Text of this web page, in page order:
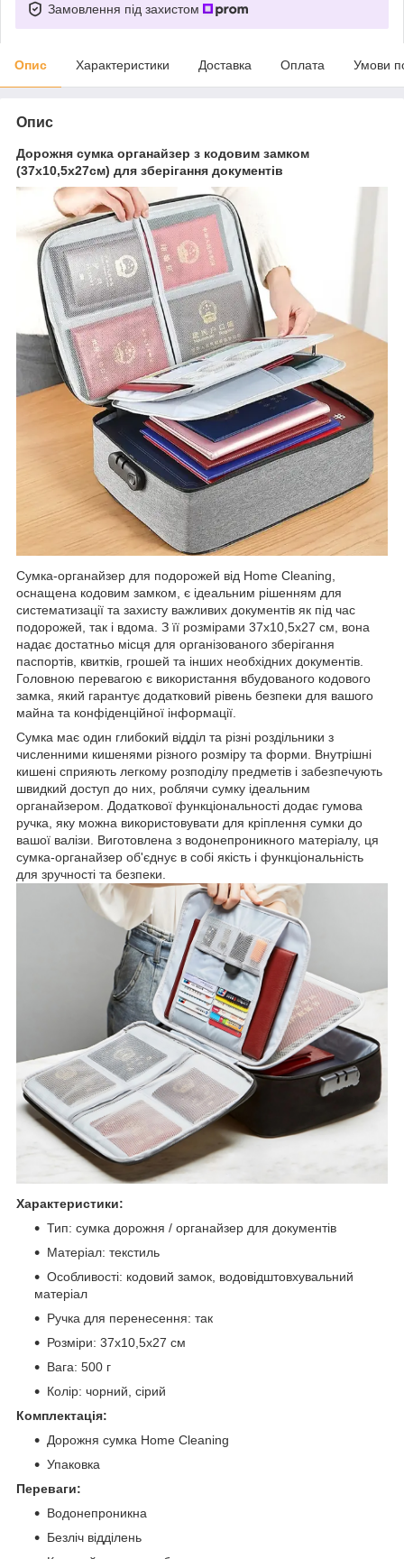
Замовлення під захистом
Опис Характеристики Доставка Оплата Умови
Опис
Дорожня сумка органайзер з кодовим замком
(37х10,5х27см) для зберігання документів
Сумка-органайзер для подорожей від Home Cleaning,
оснащена кодовим замком, є ідеальним рішенням для
систематизації та захисту важливих документів як під час
подорожей, так і вдома. З її розмірами 37х10,5х27 см, вона
надає достатньо місця для організованого зберігання
паспортів, квитків, грошей та інших необхідних документів.
Головною перевагою є використання вбудованого кодового
замка, який гарантує додатковий рівень безпеки для вашого
майна та конфіденційної інформації.
Сумка має один глибокий відділ та різні роздільники з
численними кишенями різного розміру та форми. Внутрішні
кишені сприяють легкому розподілу предметів і забезпечують
швидкий доступ до них, роблячи сумку ідеальним
органайзером. Додаткової функціональності додає гумова
ручка, яку можна використовувати для кріплення сумки до
вашої валізи. Виготовлена з водонепроникного матеріалу, ця
сумка-органайзер об'єднує в собі якість і функціональність
для зручності та безпеки.
Характеристики:
Тип: сумка дорожня / органайзер для документів
Матеріал: текстиль
Особливості: кодовий замок, водовідштовхувальний
матеріал
Ручка для перенесення: так
Розміри: 37х10,5х27 см
Вага: 500 г
Колір: чорний, сірий
Комплектація:
Дорожня сумка Home Cleaning
Упаковка
Переваги:
Водонепроникна
Безліч відділень